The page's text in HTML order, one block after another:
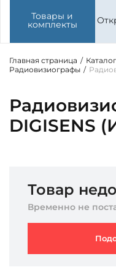
Товары и
комплекты
Главная страница /
Радиовизиографы /
DIGISENS
Товар
Временно не